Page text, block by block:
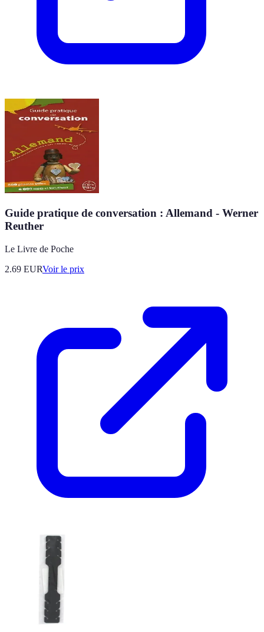
Guide pratique de conversation : Allemand - Werner
Reuther
Le Livre de Poche
2.69 EURVoir le prix